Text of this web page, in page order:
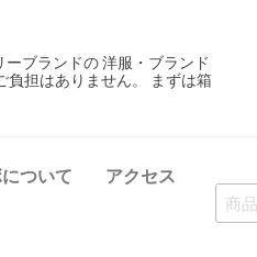
ブランドの 洋服・ブランド
負担はありません。 まずは箱
ついて アクセス
検
索